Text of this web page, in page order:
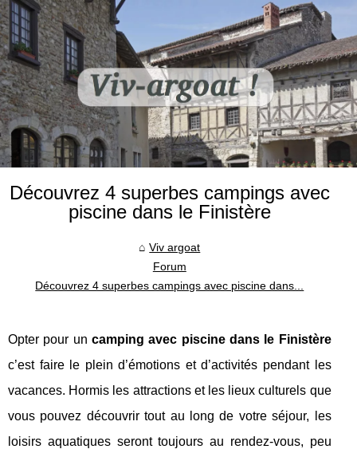
Découvrez 4 superbes campings avec
piscine dans le Finistère
Viv argoat
Forum
Découvrez 4 superbes campings avec piscine dans...
Opter pour un camping avec piscine dans le Finistère
c’est faire le plein d’émotions et d’activités pendant les
vacances. Hormis les attractions et les lieux culturels que
vous pouvez découvrir tout au long de votre séjour, les
loisirs aquatiques seront toujours au rendez-vous, peu